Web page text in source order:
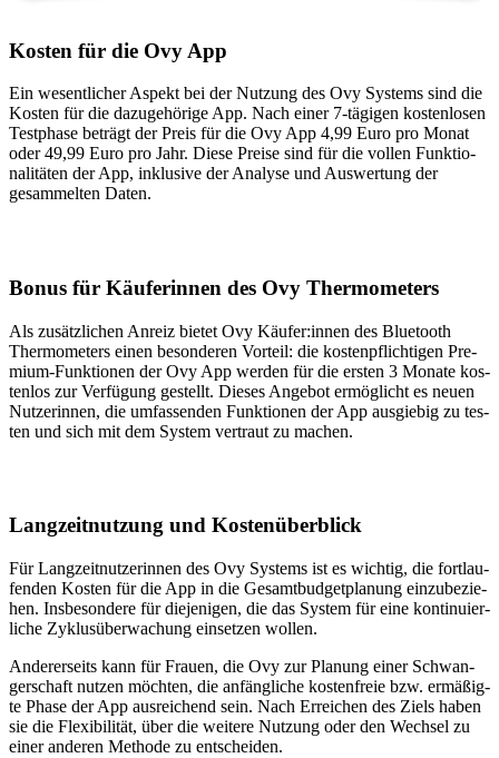
Kos­ten für die Ovy App
Ein wesent­li­cher Aspekt bei der Nut­zung des Ovy Sys­tems sind die
Kos­ten für die dazu­ge­hö­ri­ge App. Nach einer 7‑tägigen kos­ten­lo­sen
Test­pha­se beträgt der Preis für die Ovy App 4,99 Euro pro Monat
oder 49,99 Euro pro Jahr. Die­se Prei­se sind für die vol­len Funk­tio­
na­li­tä­ten der App, inklu­si­ve der Ana­ly­se und Aus­wer­tung der
gesam­mel­ten Daten.
Bonus für Käu­fe­rin­nen des Ovy Ther­mo­me­ters
Als zusätz­li­chen Anreiz bie­tet Ovy Käufer:innen des Blue­tooth
Ther­mo­me­ters einen beson­de­ren Vor­teil: die kos­ten­pflich­ti­gen Pre­
mi­um-Funk­tio­nen der Ovy App wer­den für die ers­ten 3 Mona­te kos­
ten­los zur Ver­fü­gung gestellt. Die­ses Ange­bot ermög­licht es neu­en
Nut­ze­rin­nen, die umfas­sen­den Funk­tio­nen der App aus­gie­big zu tes­
ten und sich mit dem Sys­tem ver­traut zu machen.
Lang­zeit­nut­zung und Kos­ten­über­blick
Für Lang­zeit­nut­ze­rin­nen des Ovy Sys­tems ist es wich­tig, die fort­lau­
fen­den Kos­ten für die App in die Gesamt­bud­get­pla­nung ein­zu­be­zie­
hen. Ins­be­son­de­re für die­je­ni­gen, die das Sys­tem für eine kon­ti­nu­ier­
li­che Zyklus­über­wa­chung ein­set­zen wol­len.
Ande­rer­seits kann für Frau­en, die Ovy zur Pla­nung einer Schwan­
ger­schaft nut­zen möch­ten, die anfäng­li­che kos­ten­freie bzw. ermä­ßig­
te Pha­se der App aus­rei­chend sein. Nach Errei­chen des Ziels haben
sie die Fle­xi­bi­li­tät, über die wei­te­re Nut­zung oder den Wech­sel zu
einer ande­ren Metho­de zu ent­schei­den.